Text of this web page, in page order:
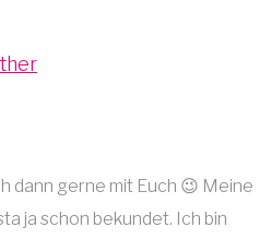
dann gerne mit Euch 😉 Meine
ja schon bekundet. Ich bin